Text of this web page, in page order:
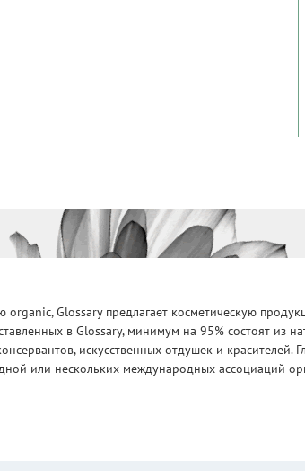
Glossary предлагает косметическую
в Glossary, минимум на 95% состоят из
искусственных отдушек и
или нескольких международных ассоциаций